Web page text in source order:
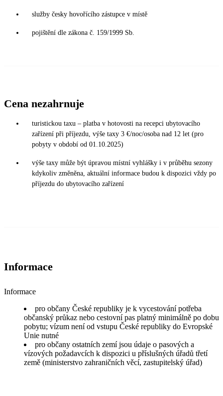
služby česky hovořícího zástupce v místě
pojištění dle zákona č. 159/1999 Sb.
Cena nezahrnuje
turistickou taxu – platba v hotovosti na recepci ubytovacího
zařízení při příjezdu, výše taxy 3 €/noc/osoba nad 12 let (pro
pobyty v období od 01.10.2025)
výše taxy může být úpravou místní vyhlášky i v průběhu sezony
kdykoliv změněna, aktuální informace budou k dispozici vždy po
příjezdu do ubytovacího zařízení
Informace
Informace
pro občany České republiky je k vycestování potřeba
občanský průkaz nebo cestovní pas platný minimálně po dobu
pobytu; vízum není od vstupu České republiky do Evropské
Unie nutné
pro občany ostatních zemí jsou údaje o pasových a
vízových požadavcích k dispozici u příslušných úřadů třetí
země (ministerstvo zahraničních věcí, zastupitelský úřad)